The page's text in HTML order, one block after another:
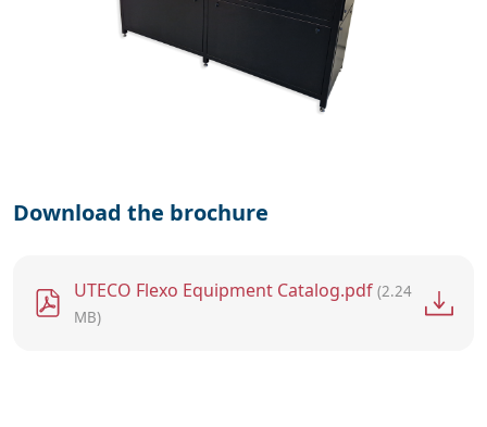
Download the brochure
UTECO Flexo Equipment Catalog.pdf (2.24
MB)